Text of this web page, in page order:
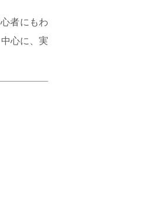
者にもわ
心に、実